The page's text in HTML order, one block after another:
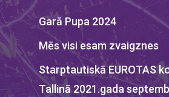
Garā Pupa 2024
Mēs visi esam zvaigznes
Starptautiskā EUROTAS
Tallinā 2021.gada